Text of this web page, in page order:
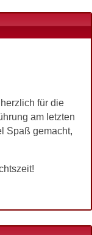
für die
am letzten
Spaß gemacht,